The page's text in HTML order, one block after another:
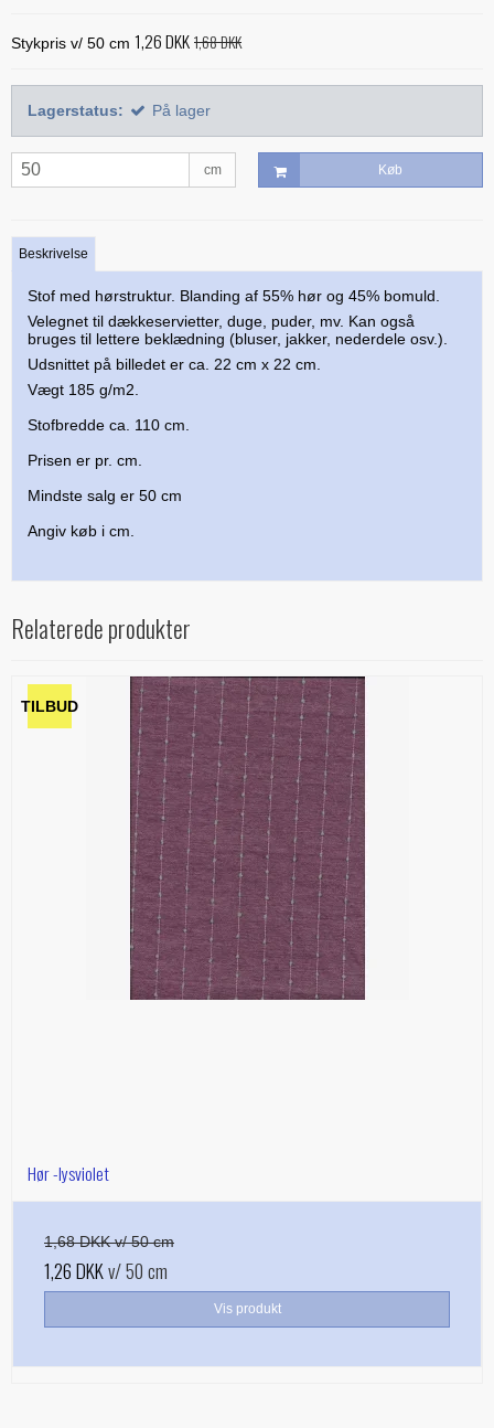
Treasure Håndquiltetråd
Silketråd
Diverse tråde
Indlægsstoffer
Polyester mellemfoer
Bøger med 'Jelly Rolls'
Julebøger
Paper/foundation piecing
Alle mønstre
Applikation
BeColourful - Jacqueline de Jonge
Mønstre til stamps
Mønstre fra Sew Kind of Wonderful
Skabeloner og linealer
Buede former
Creative Grids
Linealer
Marti Michell skabeloner
Phillips Fiber Art
Studio 180 Design
Bøger om quiltning
Div. tilbehør til quiltning
Fortrykte quilttoppe
Taskemønstre og -tilbehør
Taskemønstre
Hardware - taskespænder
Mesh og fold-over elastik
Indlægsstoffer og mellemfoer til tasker
Øvrigt tilbehør til tasker
Materialer til masker/mundbind
Stykpris v/ 50 cm 1,26 DKK1,68 DKK
Lagerstatus: På lager
cm Køb
Beskrivelse
Stof med hørstruktur. Blanding af 55% hør og 45% bomuld.
Velegnet til dækkeservietter, duge, puder, mv. Kan også
bruges til lettere beklædning (bluser, jakker, nederdele osv.).
Udsnittet på billedet er ca. 22 cm x 22 cm.
Vægt 185 g/m2.
Stofbredde ca. 110 cm.
Prisen er pr. cm.
Mindste salg er 50 cm
Angiv køb i cm.
Relaterede produkter
TILBUD
Hør -lysviolet
1,68 DKK v/ 50 cm
1,26 DKKv/ 50 cm
Vis produkt